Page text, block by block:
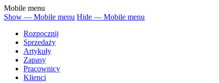
Mobile menu
Show — Mobile menu Hide — Mobile menu
Rozpocznij
Sprzedaży
Artykuły
Zapasy
Pracownicy
Klienci